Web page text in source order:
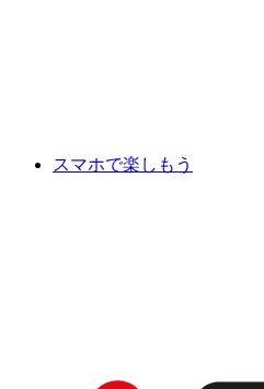
スマホで楽しもう